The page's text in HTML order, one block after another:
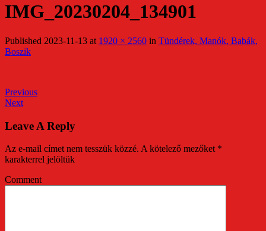
IMG_20230204_134901
Published 2023-11-13 at 1920 × 2560 in Tündérek, Manók, Babák,
Boszik
Previous
Next
Leave A Reply
Az e-mail címet nem tesszük közzé. A kötelező mezőket *
karakterrel jelöltük
Comment